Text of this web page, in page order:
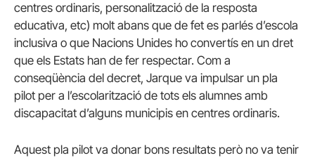
centres ordinaris, personalització de la resposta
educativa, etc) molt abans que de fet es parlés d’escola
inclusiva o que Nacions Unides ho convertís en un dret
que els Estats han de fer respectar. Com a
conseqüència del decret, Jarque va impulsar un pla
pilot per a l’escolarització de tots els alumnes amb
discapacitat d’alguns municipis en centres ordinaris.
Aquest pla pilot va donar bons resultats però no va tenir